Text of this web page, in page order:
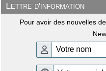
Lettre d'information
Pour avoir des nouvelles